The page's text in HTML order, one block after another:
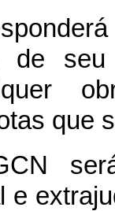
de
que
será
e